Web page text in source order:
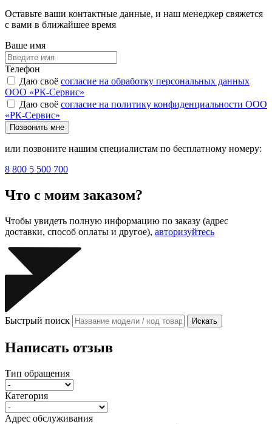
Оставьте ваши контактные данные, и наш менеджер свяжется
с вами в ближайшее время
Ваше имя
Телефон
Даю своё согласие на обработку персональных данных
ООО «РК-Сервис»
Даю своё согласие на политику конфиденциальности ООО
«РК-Сервис»
Позвонить мне
или позвоните нашим специалистам по бесплатному номеру:
8 800 5 500 700
Что с моим заказом?
Чтобы увидеть полную информацию по заказу (адрес
доставки, способ оплаты и другое), авторизуйтесь
Быстрый поиск Искать
Написать отзыв
Тип обращения
Категория
Адрес обслуживания